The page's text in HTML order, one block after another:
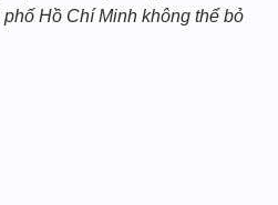
Hồ Chí Minh không thể bỏ